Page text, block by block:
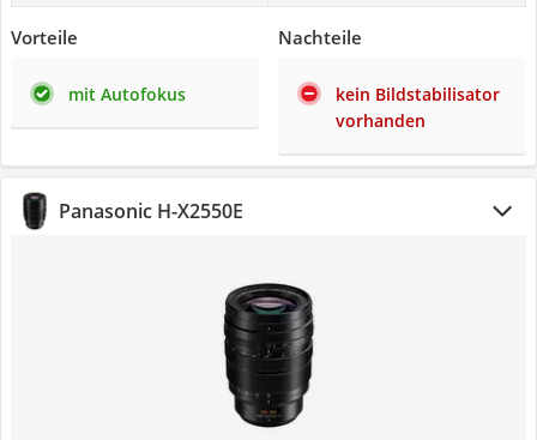
Vorteile
mit Autofokus
Nachteile
kein Bildstabilisator
vorhanden
Panasonic H-X2550E